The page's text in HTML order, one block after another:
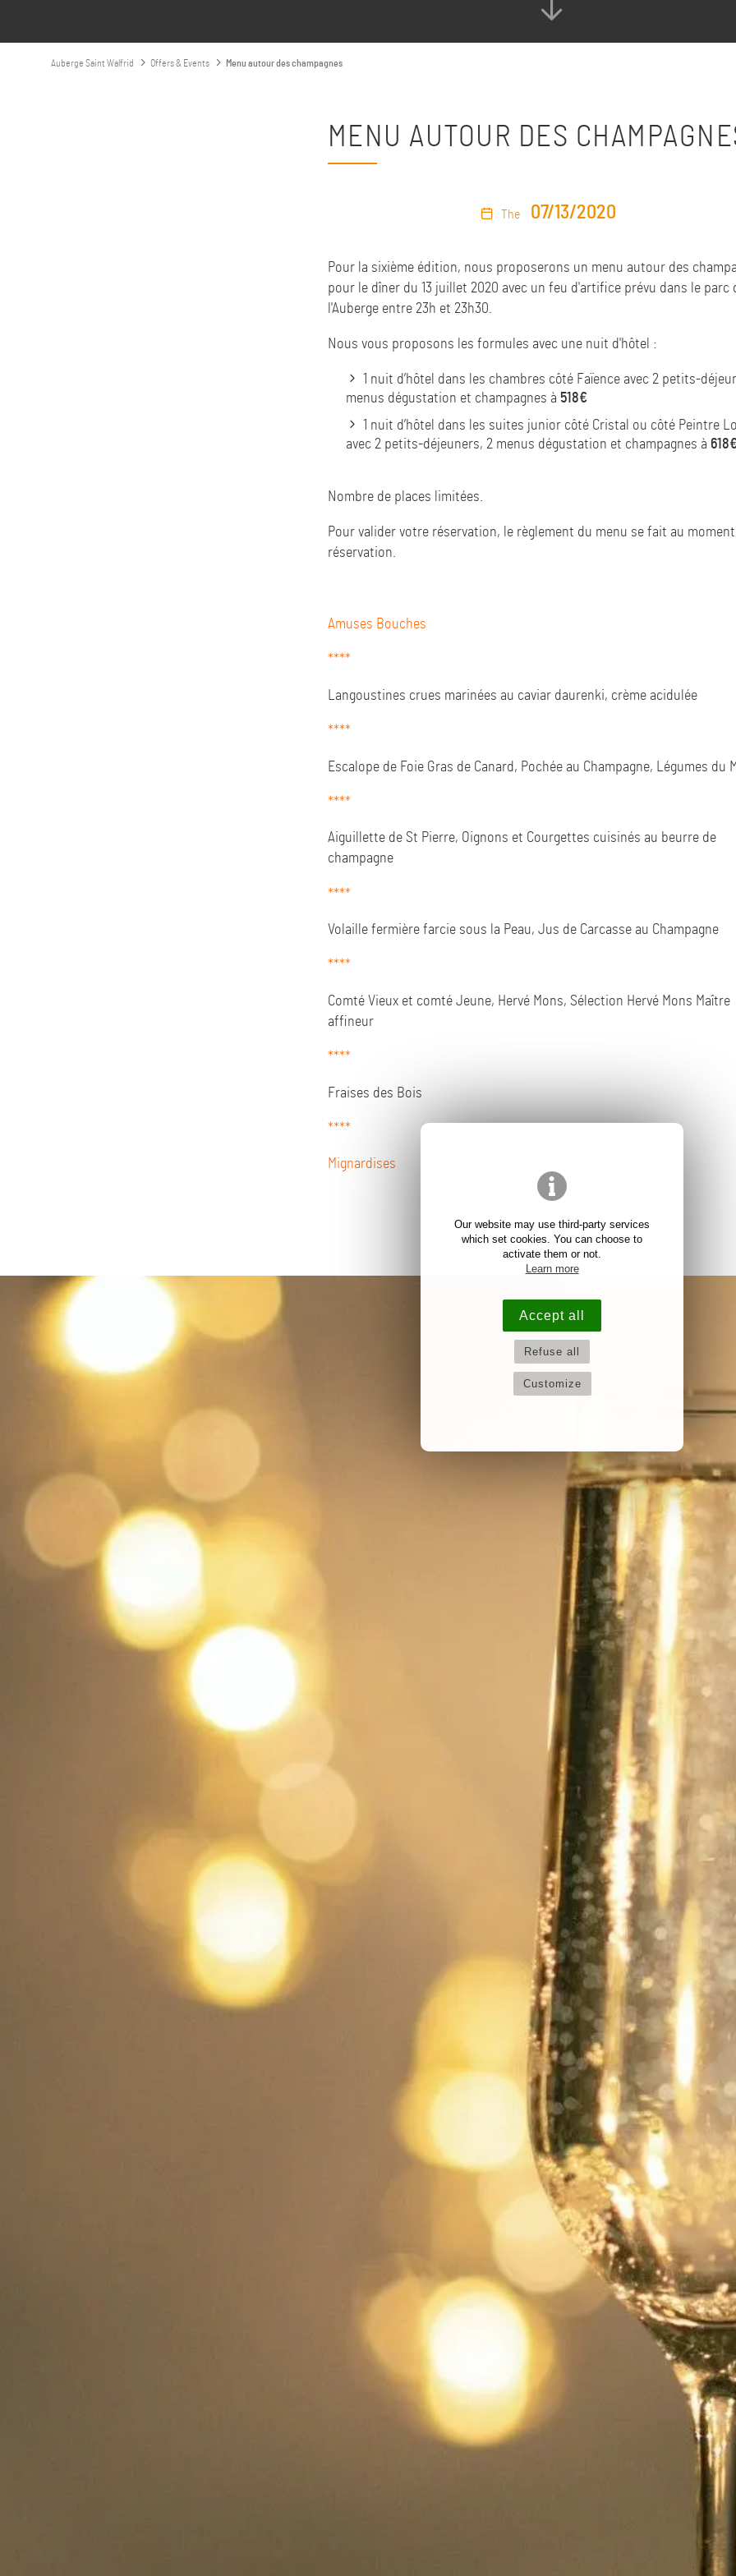
Our website may use third-party services
which set cookies. You can choose to
activate them or not.
Learn more
Accept all
Refuse all
Customize
Auberge Saint Walfrid Offers & Events Menu autour des champagnes
MENU AUTOUR DES
The 07/13/2020
Pour la sixième édition, nous proposerons un menu autour des
pour le dîner du 13 juillet 2020 avec un feu d'artifice prévu dans le parc
l'Auberge entre 23h et 23h30.
Nous vous proposons les formules avec une nuit d'hôtel :
1 nuit d’hôtel dans les chambres côté Faïence avec 2 petits-
menus dégustation et champagnes à 518€
1 nuit d’hôtel dans les suites junior côté Cristal ou côté Peintre
avec 2 petits-déjeuners, 2 menus dégustation et champagnes à 618€
Nombre de places limitées.
Pour valider votre réservation, le règlement du menu se fait au
réservation.
Amuses Bouches
****
Langoustines crues marinées au caviar daurenki, crème acidulée
****
Escalope de Foie Gras de Canard, Pochée au Champagne, Légumes du
****
Aiguillette de St Pierre, Oignons et Courgettes cuisinés au beurre de
champagne
****
Volaille fermière farcie sous la Peau, Jus de Carcasse au Champagne
****
Comté Vieux et comté Jeune, Hervé Mons, Sélection Hervé Mons Maître
affineur
****
Fraises des Bois
****
Mignardises